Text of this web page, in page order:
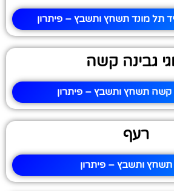
תל מונד תשחץ ותשבץ – פיתרון
גבינה קשה
קשה תשחץ ותשבץ – פיתרון
רעף
ותשבץ – פיתרון